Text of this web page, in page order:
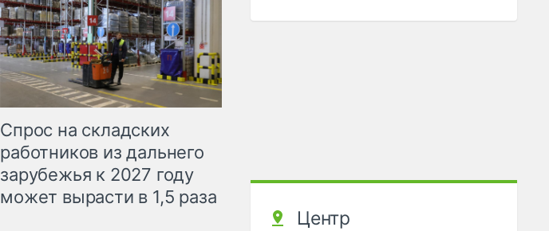
Спрос на складских
работников из дальнего
зарубежья к 2027 году
может вырасти в 1,5 раза
Центр